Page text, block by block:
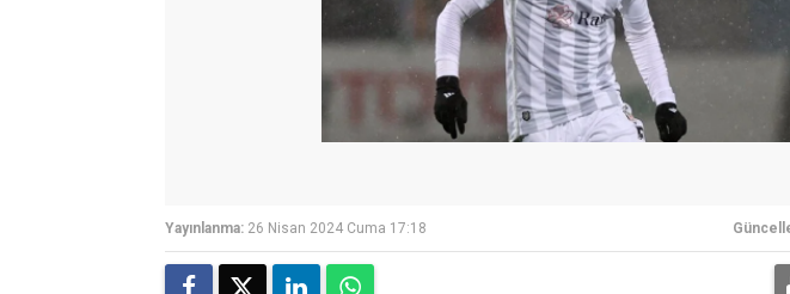
Yayınlanma: 26 Nisan 2024 Cuma 17:18